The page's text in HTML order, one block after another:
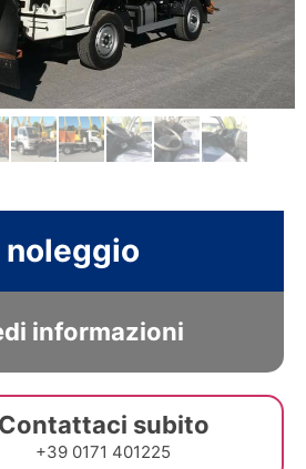
noleggio
informazioni
Contattaci subito
+39 0171 401225